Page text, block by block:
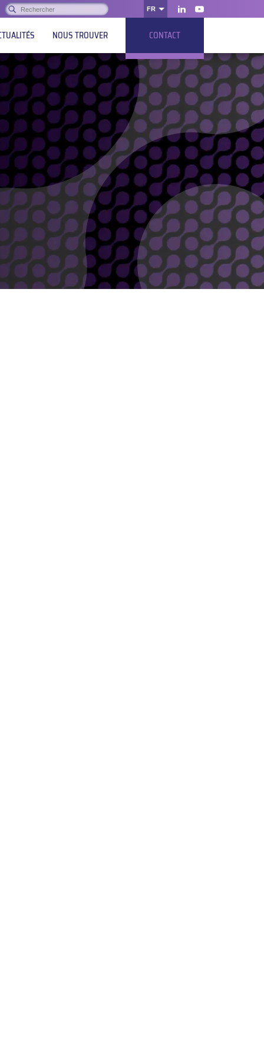
Rechercher :
OK FR
LinkedInYoutube
NOUS TROUVER CONTACT